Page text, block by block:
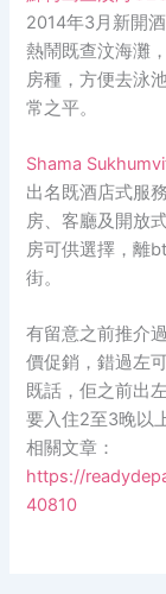
2014年3月新開
熱鬧既查汶海灘
房種，方便去泳
常之平。
Shama
出名既酒店式服
房、客廳及開放
房可供選擇，離
街。
有留意之前推介
價促銷，錯過左
既話，佢之前出
要入住2至3晚以
相關文章：
https://
40810